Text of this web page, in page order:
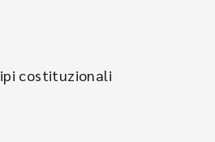
costituzionali